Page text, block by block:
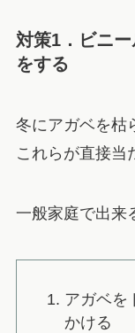
対策1．ビニ
をする
冬にアガベを枯
これらが直接当
一般家庭で出来
アガベを
かける